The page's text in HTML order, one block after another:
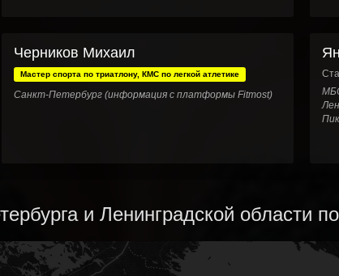
Черников Михаил
Мастер спорта по триатлону, КМС по легкой атлетике
Санкт-Петербург (информация с платформы Fitmost)
и Ленинградской области